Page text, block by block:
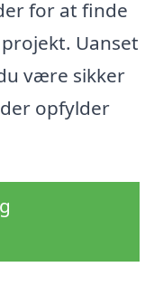
for at finde
Uanset
være sikker
opfylder